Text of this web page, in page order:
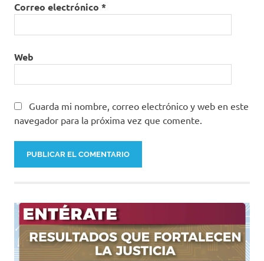
Correo electrónico *
Web
Guarda mi nombre, correo electrónico y web en este
navegador para la próxima vez que comente.